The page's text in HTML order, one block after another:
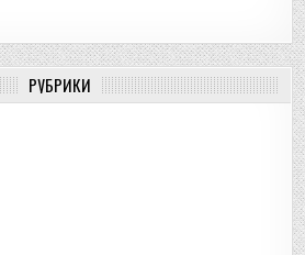
РУБРИКИ